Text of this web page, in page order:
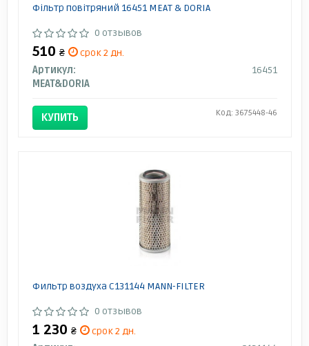
Фільтр повітряний 16451 MEAT & DORIA
0 отзывов
510 ₴
срок 2 дн.
Артикул:
16451
MEAT&DORIA
КУПИТЬ Код: 3675448-46
Фильтр воздуха C131144 MANN-FILTER
0 отзывов
1 230 ₴
срок 2 дн.